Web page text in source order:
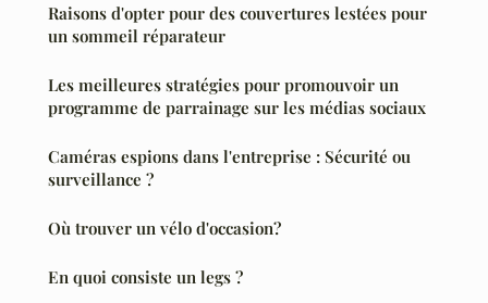
Raisons d'opter pour des couvertures lestées pour
un sommeil réparateur
Les meilleures stratégies pour promouvoir un
programme de parrainage sur les médias sociaux
Caméras espions dans l'entreprise : Sécurité ou
surveillance ?
Où trouver un vélo d'occasion?
En quoi consiste un legs ?